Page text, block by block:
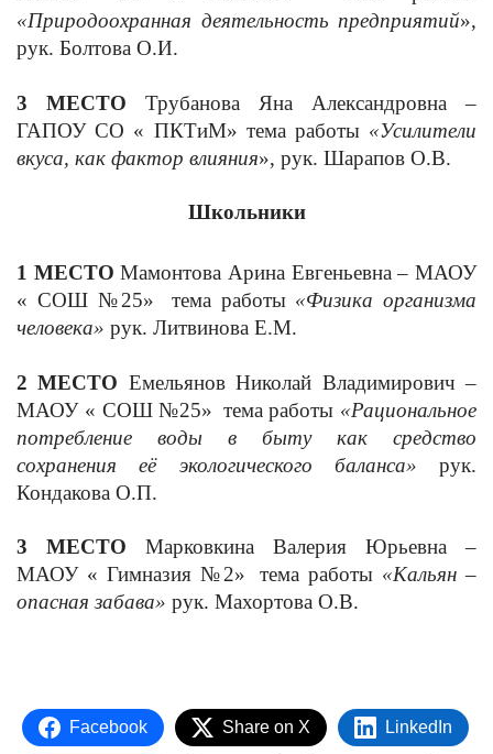
«Природоохранная деятельность предприятий»,
рук. Болтова О.И.
3 МЕСТО Трубанова Яна Александровна –
ГАПОУ СО « ПКТиМ» тема работы «Усилители
вкуса, как фактор влияния», рук. Шарапов О.В.
Школьники
1 МЕСТО Мамонтова Арина Евгеньевна – МАОУ
« СОШ №25»
тема работы «Физика организма
человека» рук. Литвинова Е.М.
2 МЕСТО Емельянов Николай Владимирович –
МАОУ « СОШ №25» тема работы «Рациональное
потребление воды в быту как средство
сохранения её экологического баланса» рук.
Кондакова О.П.
3 МЕСТО Марковкина Валерия Юрьевна –
МАОУ « Гимназия №2»
тема работы «Кальян –
опасная забава» рук. Махортова О.В.
Facebook Share on X LinkedIn